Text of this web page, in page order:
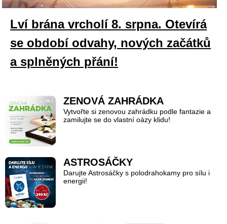
Lví brána vrcholí 8. srpna. Otevírá
se období odvahy, nových začátků
a splněných přání!
ZENOVÁ ZAHRÁDKA
Vytvořte si zenovou zahrádku podle fantazie a
zamilujte se do vlastní oázy klidu!
ASTROSÁČKY
Darujte Astrosáčky s polodrahokamy pro sílu i
energii!